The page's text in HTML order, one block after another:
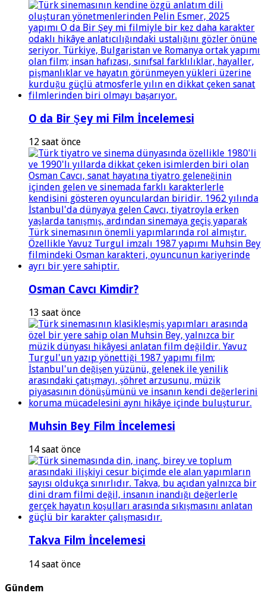
O da Bir Şey mi Film İncelemesi
12 saat önce
Osman Cavcı Kimdir?
13 saat önce
Muhsin Bey Film İncelemesi
14 saat önce
Takva Film İncelemesi
14 saat önce
Gündem